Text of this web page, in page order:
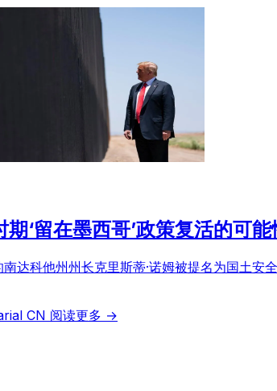
期‘留在墨西哥’政策复活的可
达科他州州长克里斯蒂·诺姆被提名为国土
CN 阅读更多 →